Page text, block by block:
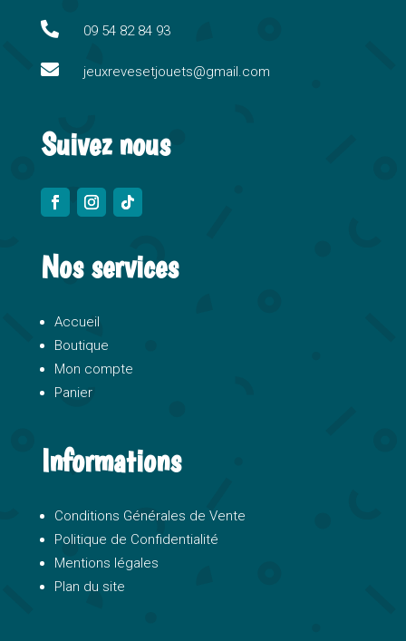
i
e
 09 54 82 84 93
 jeuxrevesetjouets@gmail.com
Suivez nous
Nos services
Accueil
Boutique
Mon compte
Panier
Informations
Conditions Générales de Vente
Politique de Confidentialité
Mentions légales
Plan du site